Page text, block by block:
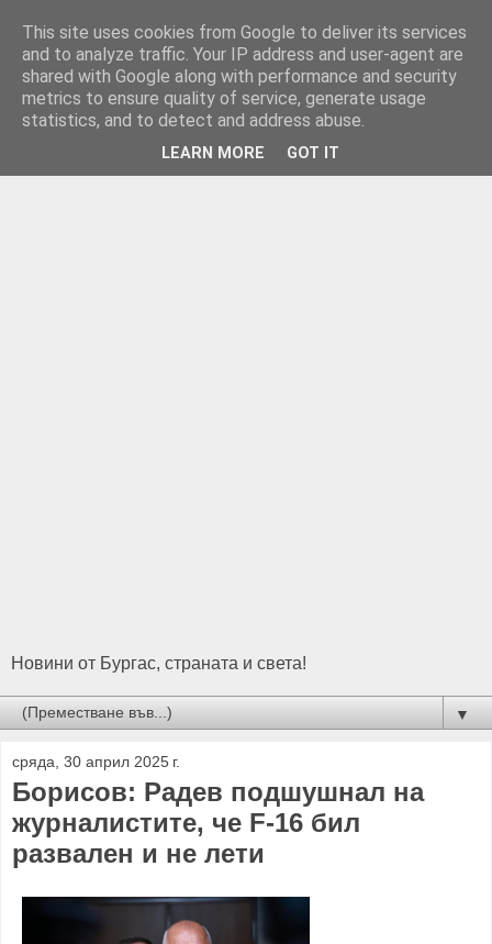
Новини от Бургас, страната и света!
▼
сряда, 30 април 2025 г.
Борисов: Радев подшушнал на
журналистите, че F-16 бил
развален и не лети
This site uses cookies from Google to deliver its services
and to analyze traffic. Your IP address and user-agent are
shared with Google along with performance and security
metrics to ensure quality of service, generate usage
statistics, and to detect and address abuse.
LEARN MORE GOT IT